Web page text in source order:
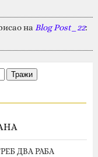
на Blog Post_22:
ДВА РАБА